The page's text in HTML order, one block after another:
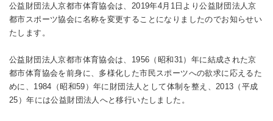
公益財団法人京都市体育協会は、2019年4月1日より公益財団法人京
都市スポーツ協会に名称を変更することになりましたのでお知らせい
たします。
公益財団法人京都市体育協会は、1956（昭和31）年に結成された京
都市体育協会を前身に、多様化した市民スポーツへの欲求に応えるた
めに、1984（昭和59）年に財団法人として体制を整え、2013（平成
25）年には公益財団法人へと移行いたしました。